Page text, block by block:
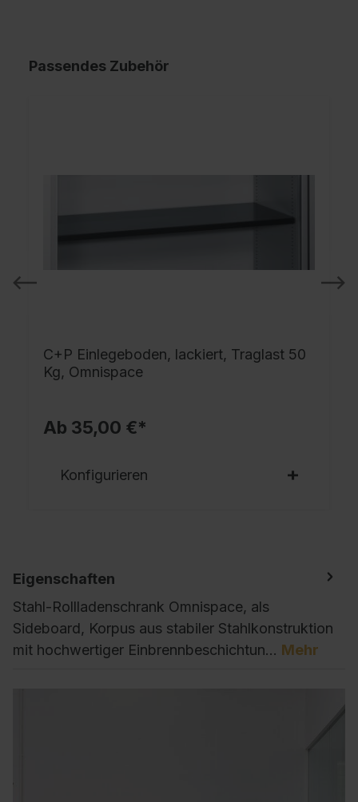
Passendes Zubehör
C+P Einlegeboden, lackiert, Traglast 50
Kg, Omnispace
Ab 35,00 €*
Konfigurieren
Eigenschaften
Stahl-Rollladenschrank Omnispace, als
Sideboard, Korpus aus stabiler Stahlkonstruktion
mit hochwertiger Einbrennbeschichtun… Mehr